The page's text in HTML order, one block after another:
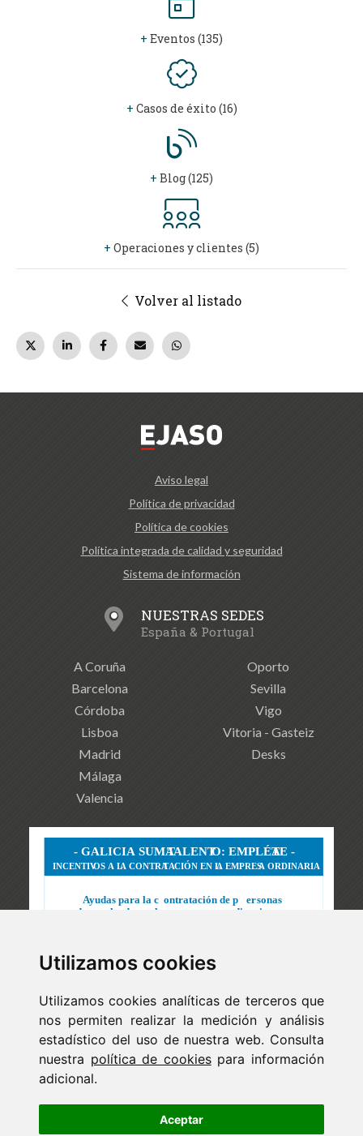
Utilizamos cookies
Utilizamos cookies analíticas de terceros que
nos permiten realizar la medición y análisis
estadístico del uso de nuestra web. Consulta
nuestra política de cookiespara información
adicional.
Aceptar
+ Eventos (135)
+ Casos de éxito (16)
+ Blog (125)
+ Operaciones y clientes (5)
Volver al listado
Aviso legal
Política de privacidad
Política de cookies
Política integrada de calidad y seguridad
Sistema de información
NUESTRAS SEDES
España & Portugal
A Coruña
Barcelona
Córdoba
Lisboa
Madrid
Málaga
Valencia
Oporto
Sevilla
Vigo
Vitoria - Gasteiz
Desks
ejaso_comunica@ejaso.com